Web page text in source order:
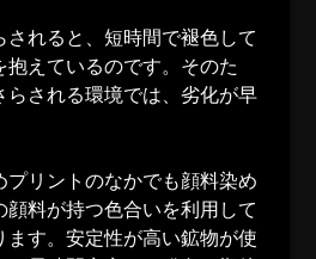
されると、短時間で褪色して
抱えているのです。そのた
らされる環境では、劣化が早
プリントのなかでも顔料染め
顔料が持つ色合いを利用して
ます。安定性が高い鉱物が使